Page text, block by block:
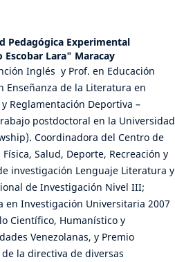
Pedagógica Experimental
Lara" Maracay
Inglés y Prof. en Educación
Enseñanza de la Literatura en
Reglamentación Deportiva –
postdoctoral en la Universidad
Coordinadora del Centro de
Salud, Deporte, Recreación y
investigación Lenguaje Literatura y
de Investigación Nivel III;
en Investigación Universitaria 2007
Científico, Humanístico y
Venezolanas, y Premio
la directiva de diversas